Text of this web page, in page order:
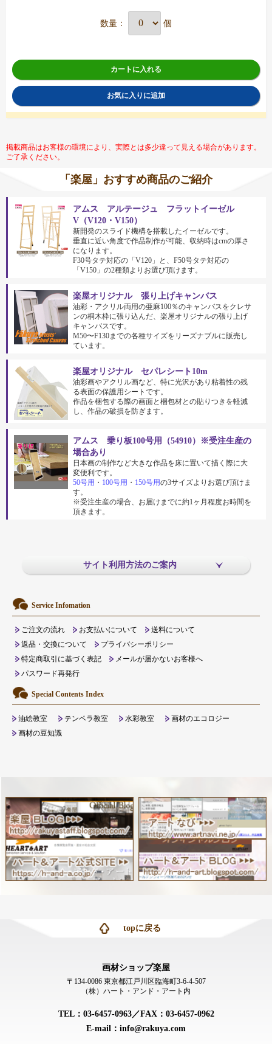
数量： 個
カートに入れる
お気に入りに追加
掲載商品はお客様の環境により、実際とは多少違って見える場合があります。
ご了承ください。
「楽屋」おすすめ商品のご紹介
アムス アルテージュ フラットイーゼル
V（V120・V150）
新開発のスライド機構を搭載したイーゼルです。
垂直に近い角度で作品制作が可能、収納時はcmの厚さ
になります。
F30号タテ対応の「V120」と、F50号タテ対応の
「V150」の2種類よりお選び頂けます。
楽屋オリジナル 張り上げキャンバス
油彩・アクリル両用の亜麻100％のキャンバスをクレサ
ンの桐木枠に張り込んだ、楽屋オリジナルの張り上げ
キャンバスです。
M50〜F130までの各種サイズをリーズナブルに販売し
ています。
楽屋オリジナル セパレシート10m
油彩画やアクリル画など、特に光沢があり粘着性の残
る表面の保護用シートです。
作品を梱包する際の画面と梱包材との貼りつきを軽減
し、作品の破損を防ぎます。
アムス 乗り板100号用（54910）※受注生産の
場合あり
日本画の制作など大きな作品を床に置いて描く際に大
変便利です。
50号用 ・ 100号用 ・ 150号用の3サイズよりお選び頂けま
す。
※受注生産の場合、お届けまでに約1ヶ月程度お時間を
頂きます。
サイト利用方法のご案内
Service Infomation
ご注文の流れ お支払いについて
送料について
返品・交換について
プライバシーポリシー
特定商取引に基づく表記
メールが届かないお客様へ
パスワード再発行
Special Contents Index
油絵教室 テンペラ教室 水彩教室
画材のエコロジー
画材の豆知識
topに戻る
画材ショップ楽屋
〒134-0086 東京都江戸川区臨海町3-6-4-507
（株）ハート・アンド・アート内
TEL：03-6457-0963／FAX：03-6457-0962
E-mail：info@rakuya.com